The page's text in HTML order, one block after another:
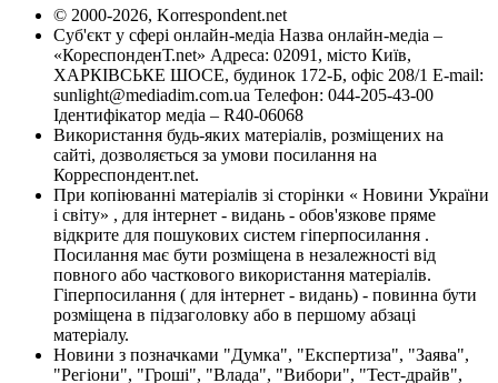
© 2000-2026, Korrespondent.net
Суб'єкт у сфері онлайн-медіа Назва онлайн-медіа –
«КореспонденТ.net» Адреса: 02091, місто Київ,
ХАРКІВСЬКЕ ШОСЕ, будинок 172-Б, офіс 208/1 E-mail:
sunlight@mediadim.com.ua Телефон: 044-205-43-00
Ідентифікатор медіа – R40-06068
Використання будь-яких матеріалів, розміщених на
сайті, дозволяється за умови посилання на
Корреспондент.net.
При копіюванні матеріалів зі сторінки « Новини України
і світу» , для інтернет - видань - обов'язкове пряме
відкрите для пошукових систем гіперпосилання .
Посилання має бути розміщена в незалежності від
повного або часткового використання матеріалів.
Гіперпосилання ( для інтернет - видань) - повинна бути
розміщена в підзаголовку або в першому абзаці
матеріалу.
Новини з позначками "Думка", "Експертиза", "Заява",
"Регіони", "Гроші", "Влада", "Вибори", "Тест-драйв",